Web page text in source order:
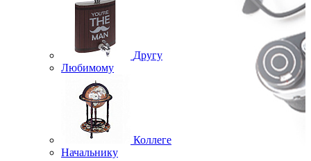
Другу
Любимому
Коллеге
Начальнику